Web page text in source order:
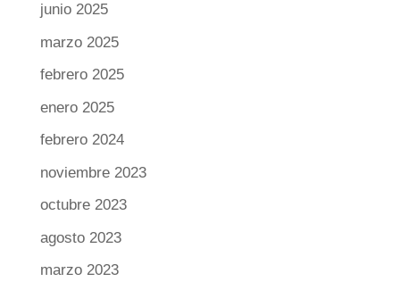
junio 2025
marzo 2025
febrero 2025
enero 2025
febrero 2024
noviembre 2023
octubre 2023
agosto 2023
marzo 2023